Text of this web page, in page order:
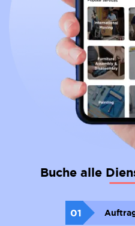
Buche alle
01